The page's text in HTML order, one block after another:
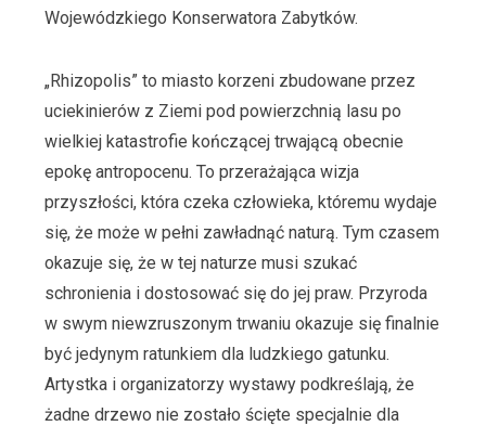
Wojewódzkiego Konserwatora Zabytków.
„Rhizopolis” to miasto korzeni zbudowane przez
uciekinierów z Ziemi pod powierzchnią lasu po
wielkiej katastrofie kończącej trwającą obecnie
epokę antropocenu. To przerażająca wizja
przyszłości, która czeka człowieka, któremu wydaje
się, że może w pełni zawładnąć naturą. Tym czasem
okazuje się, że w tej naturze musi szukać
schronienia i dostosować się do jej praw. Przyroda
w swym niewzruszonym trwaniu okazuje się finalnie
być jedynym ratunkiem dla ludzkiego gatunku.
Artystka i organizatorzy wystawy podkreślają, że
żadne drzewo nie zostało ścięte specjalnie dla